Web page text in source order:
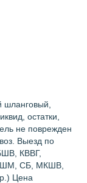
шланговый,
остатки,
не поврежден
Выезд по
КВВГ,
СБ, МКШВ,
Цена